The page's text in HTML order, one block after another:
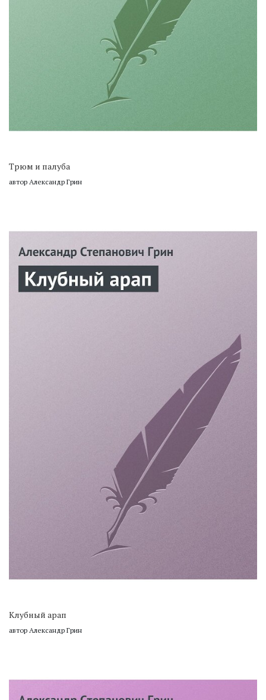
Трюм и палуба
автор Александр Грин
Клубный арап
автор Александр Грин